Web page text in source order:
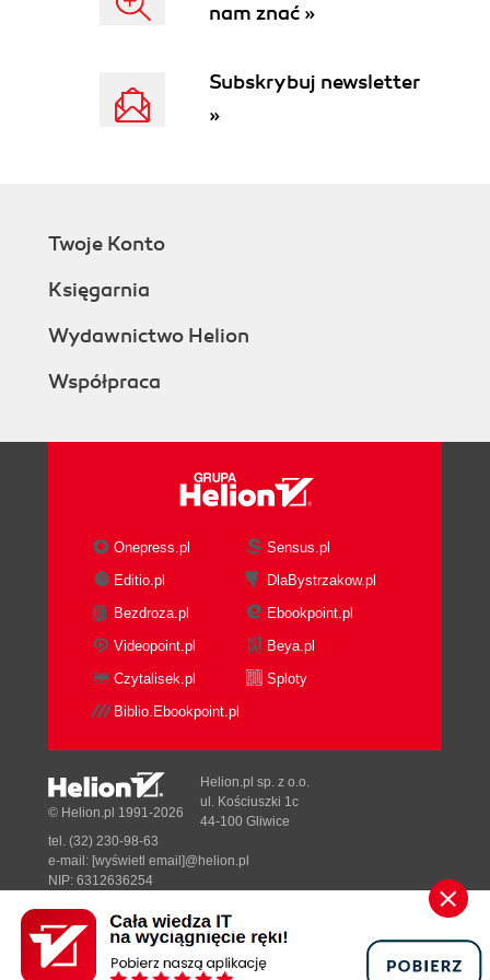
WinOnCD 5 PE - skuteczna alternatywa (65)
Automatyczny start płyty z danymi (69)
Czy WinOnCD 5 PE potrafi nagrać płytę
Kopia istniejącej płyty CD (85)
Kopia płyty w CDRWin (87)
Obsługa płyty CD-RW w opisywanych
Płyta multisesyjna (93)
Tworzenie płyty wielosesyjnej za pomocą
Wielosesyjny WinOnCD (98)
Tryb Mixed Mode CD, czyli płyta audio z danymi
komputerowymi (99)
Mixed Mode CD w Nero (99)
Mixed Mode CD w programie WinOnCD
(105)
Płyty VideoCD i Super VideoCD (107)
Tworzenie płyty wideo za pomocą Nero (108)
VCD i SVCD w CDRWin (112)
WinOnCD 5 i kompilacja VCD/SVCD (112)
Overburning - tworzenie płyt ponad rozmiar (114)
Overburning w Nero (115)
Overburning w WinOnCD 5 (117)
nam znać »
Subskrybuj newsletter
»
Twoje Konto
Księgarnia
Wydawnictwo Helion
Współpraca
Onepress.pl
Sensus.pl
Editio.pl
DlaBystrzakow.pl
Bezdroza.pl
Ebookpoint.pl
Videopoint.pl
Beya.pl
Czytalisek.pl
Sploty
Biblio.Ebookpoint.pl
Designed with ♥ byTonik.pl
© Helion.pl 1991-2026
Helion.pl sp. z o.o.
ul. Kościuszki 1c
44-100 Gliwice
tel. (32) 230-98-63
e-mail: [wyświetl email]@helion.pl
NIP: 6312636254